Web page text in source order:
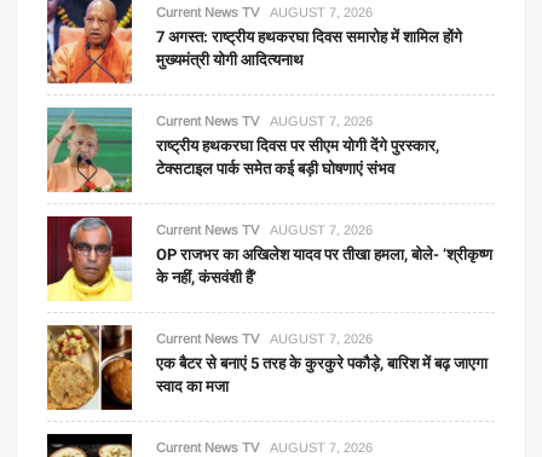
Current News TV AUGUST 7, 2026
7 अगस्त: राष्ट्रीय हथकरघा दिवस समारोह में शामिल होंगे
मुख्यमंत्री योगी आदित्यनाथ
Current News TV AUGUST 7, 2026
राष्ट्रीय हथकरघा दिवस पर सीएम योगी देंगे पुरस्कार,
टेक्सटाइल पार्क समेत कई बड़ी घोषणाएं संभव
Current News TV AUGUST 7, 2026
OP राजभर का अखिलेश यादव पर तीखा हमला, बोले- ‘श्रीकृष्ण
के नहीं, कंसवंशी हैं’
Current News TV AUGUST 7, 2026
एक बैटर से बनाएं 5 तरह के कुरकुरे पकौड़े, बारिश में बढ़ जाएगा
स्वाद का मजा
Current News TV AUGUST 7, 2026